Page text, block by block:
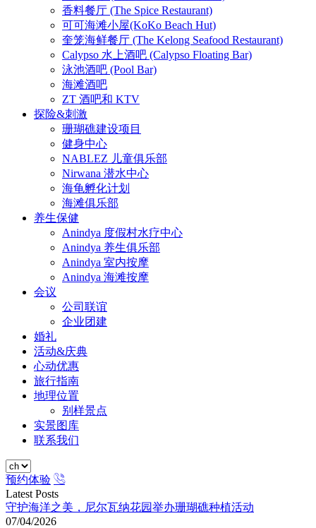
香料餐厅 (The Spice Restaurant)
可可海滩小屋(KoKo Beach Hut)
奎笼海鲜餐厅 (The Kelong Seafood Restaurant)
Calypso 水上酒吧 (Calypso Floating Bar)
泳池酒吧 (Pool Bar)
海滩酒吧
ZT 酒吧和 KTV
探险&刺激
珊瑚礁建设项目
健身中心
NABLEZ 儿童俱乐部
Nirwana 潜水中心
海龟孵化计划
海滩俱乐部
养生保健
Anindya 度假村水疗中心
Anindya 养生俱乐部
Anindya 室内按摩
Anindya 海滩按摩
会议
公司联谊
企业团建
婚礼
活动&庆典
心动优惠
旅行指南
地理位置
别样景点
实景图库
联系我们
预约体验
Latest Posts
守护海洋之美，尼尔瓦纳花园举办珊瑚礁种植活动
07/04/2026